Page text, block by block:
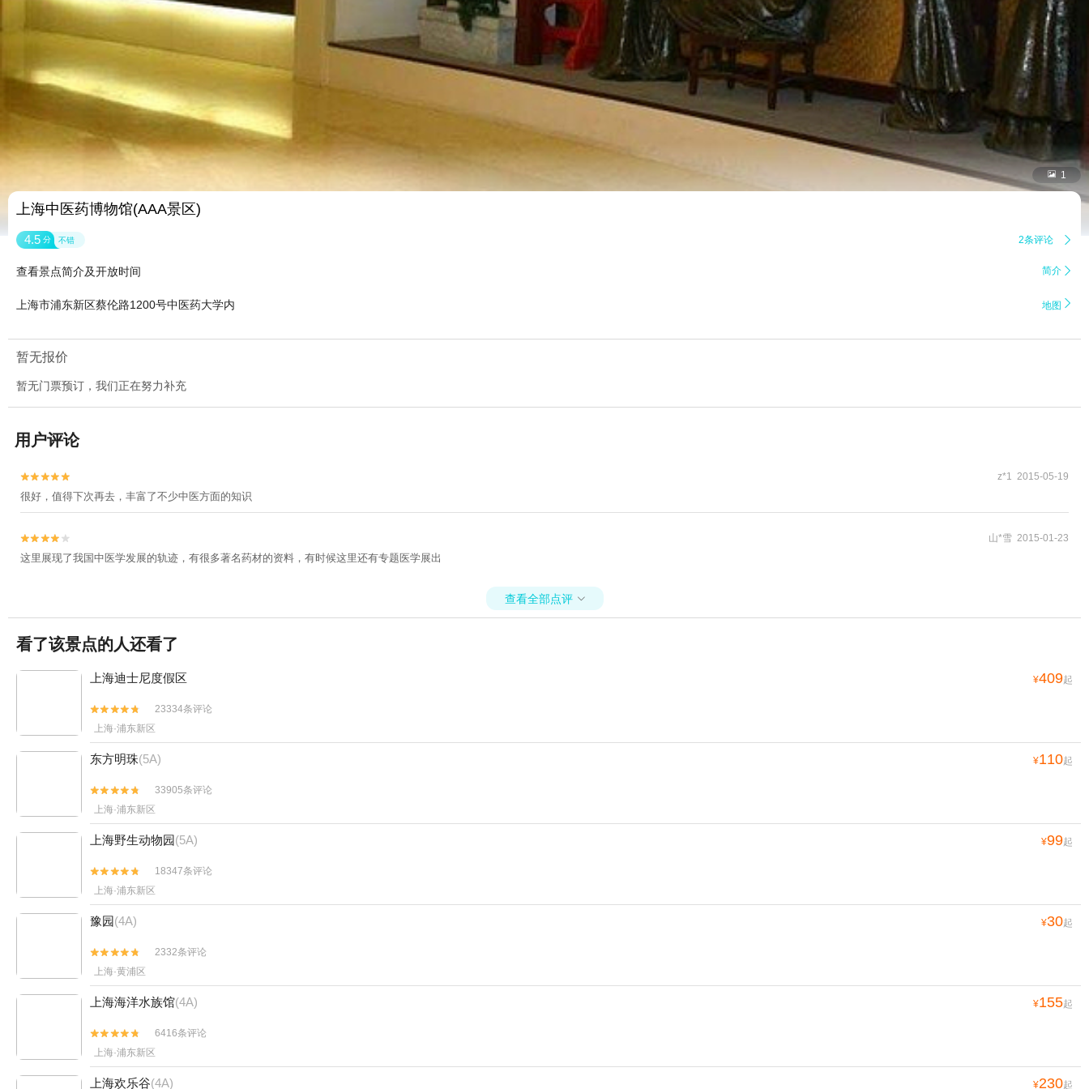
 1
上海中医药博物馆(AAA景区)
4.5 分 不错 2条评论 
查看景点简介及开放时间 简介 
上海市浦东新区蔡伦路1200号中医药大学内 地图 
暂无报价
暂无门票预订，我们正在努力补充
用户评论

 z*1 2015-05-19
很好，值得下次再去，丰富了不少中医方面的知识

 山*雪 2015-01-23
这里展现了我国中医学发展的轨迹，有很多著名药材的资料，有时候这里还有专题医学展出
查看全部点评 
看了该景点的人还看了
上海迪士尼度假区 ¥409起


23334条评论
上海·浦东新区
东方明珠(5A) ¥110起


33905条评论
上海·浦东新区
上海野生动物园(5A) ¥99起


18347条评论
上海·浦东新区
豫园(4A) ¥30起


2332条评论
上海·黄浦区
上海海洋水族馆(4A) ¥155起


6416条评论
上海·浦东新区
上海欢乐谷(4A) ¥230起